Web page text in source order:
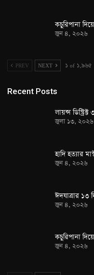
কচুরিপানা
জুন ৪, ২০২৬
PREV NEXT ১ of ১,৯৬৫
Recent Posts
লায়ন্স
জুলা ১৩, ২০২৬
হাদি হত্যার
জুন ৪, ২০২৬
ঈদযাত্রার ১৩
জুন ৪, ২০২৬
কচুরিপানা
জুন ৪, ২০২৬